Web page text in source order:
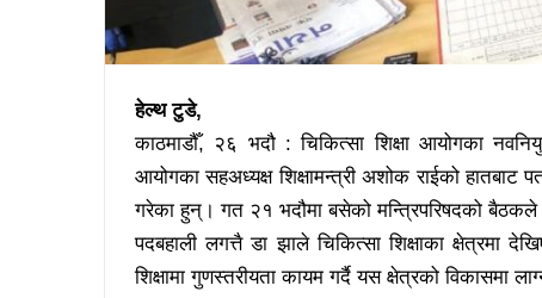
हेल्थ टुडे,
काठमाडौँ, २६ भदौ : चिकित्सा शिक्षा आयोगका
आयोगका सहअध्यक्ष शिक्षामन्त्री अशोक राईको
गरेका हुन्। गत २१ भदौमा बसेको मन्त्रिपरिषदको बैठकले
पदबहाली लगत्तै डा झाले चिकित्सा शिक्षाका क्षेत्रमा
शिक्षामा गुणस्तरीयता कायम गर्दै यस क्षेत्रको विकासमा